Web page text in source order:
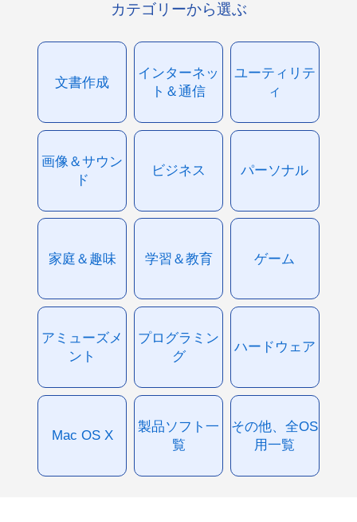
カテゴリーから選ぶ
文書作成
インターネッ
ト＆通信
ユーティリテ
ィ
画像＆サウン
ド
ビジネス パーソナル
家庭＆趣味 学習＆教育 ゲーム
アミューズメ
ント
プログラミン
グ
ハードウェア
Mac OS X
製品ソフト一
覧
その他、全OS
用一覧